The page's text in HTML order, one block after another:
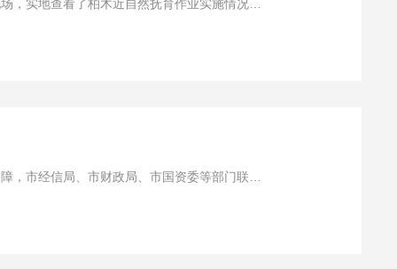
实地查看了柏木近自然抚育作业实施情况及
市经信局、市财政局、市国资委等部门联合